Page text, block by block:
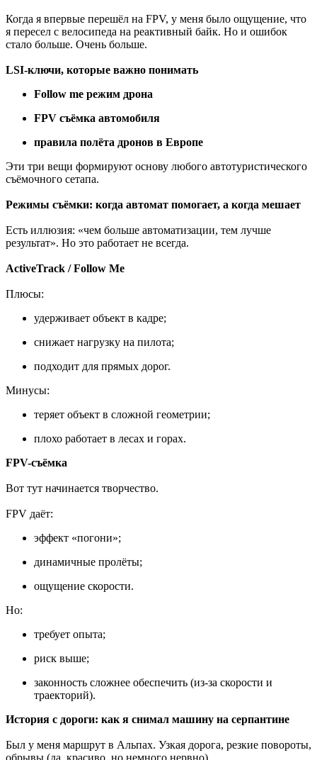
Когда я впервые перешёл на FPV, у меня было ощущение, что
я пересел с велосипеда на реактивный байк. Но и ошибок
стало больше. Очень больше.
LSI-ключи, которые важно понимать
Follow me режим дрона
FPV съёмка автомобиля
правила полёта дронов в Европе
Эти три вещи формируют основу любого автотуристического
съёмочного сетапа.
Режимы съёмки: когда автомат помогает, а когда мешает
Есть иллюзия: «чем больше автоматизации, тем лучше
результат». Но это работает не всегда.
ActiveTrack / Follow Me
Плюсы:
удерживает объект в кадре;
снижает нагрузку на пилота;
подходит для прямых дорог.
Минусы:
теряет объект в сложной геометрии;
плохо работает в лесах и горах.
FPV-съёмка
Вот тут начинается творчество.
FPV даёт:
эффект «погони»;
динамичные пролёты;
ощущение скорости.
Но:
требует опыта;
риск выше;
законность сложнее обеспечить (из-за скорости и
траекторий).
История с дороги: как я снимал машину на серпантине
Был у меня маршрут в Альпах. Узкая дорога, резкие повороты,
обрывы (да, красиво, но немного нервно).